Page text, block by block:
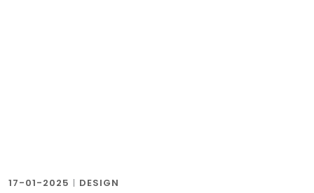
17-01-2025 | DESIGN